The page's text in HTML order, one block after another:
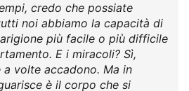
credo che possiate
noi abbiamo la capacità di
più facile o più difficile
E i miracoli? Sì,
volte accadono. Ma in
è il corpo che si